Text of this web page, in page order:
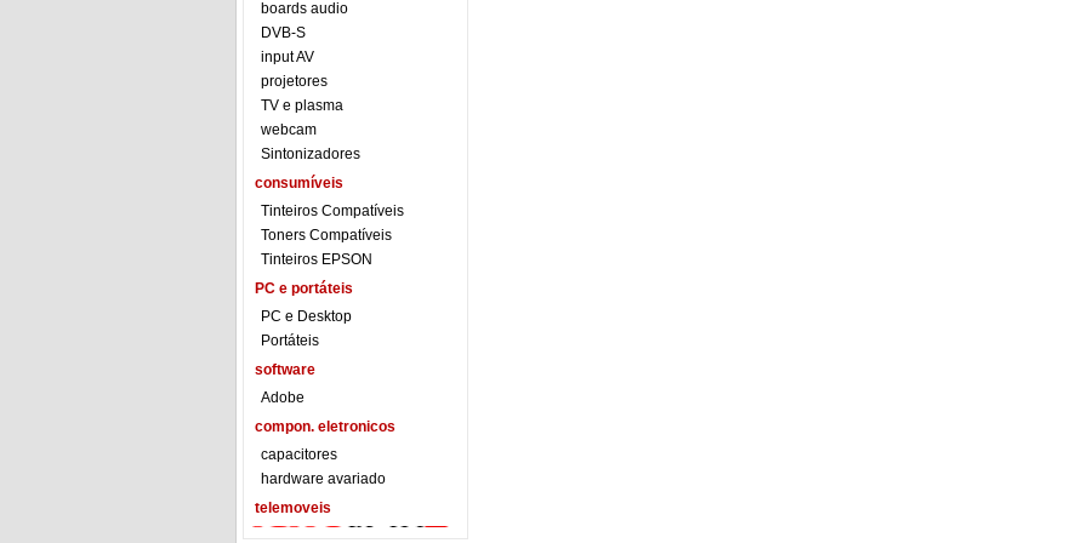
boards audio
DVB-S
input AV
projetores
TV e plasma
webcam
Sintonizadores
consumíveis
Tinteiros Compatíveis
Toners Compatíveis
Tinteiros EPSON
PC e portáteis
PC e Desktop
Portáteis
software
Adobe
compon. eletronicos
capacitores
hardware avariado
telemoveis